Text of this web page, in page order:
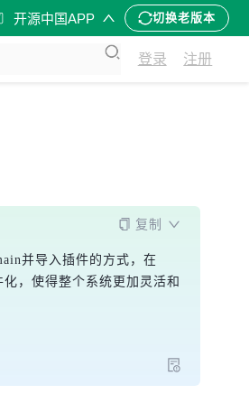
开源中国APP 切换老版本
登录 注册
复制
并导入插件的方式，在
，使得整个系统更加灵活和